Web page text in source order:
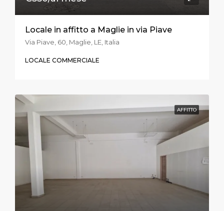
Locale in affitto a Maglie in via Piave
Via Piave, 60, Maglie, LE, Italia
LOCALE COMMERCIALE
AFFITTO